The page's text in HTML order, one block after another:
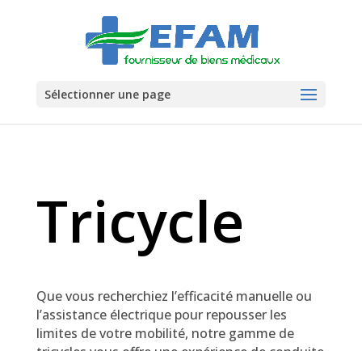
Sélectionner une page
Tricycle
Que vous recherchiez l’efficacité manuelle ou
l’assistance électrique pour repousser les
limites de votre mobilité, notre gamme de